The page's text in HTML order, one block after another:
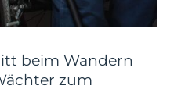
beim Wandern
zum